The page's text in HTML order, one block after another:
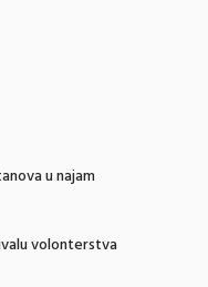
u najam
volonterstva